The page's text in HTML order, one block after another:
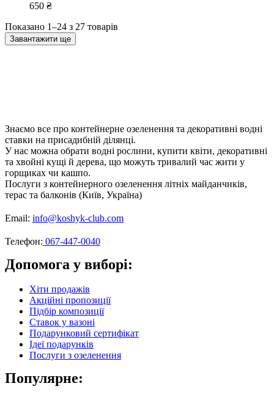
650 ₴
Показано 1–24 з 27 товарів
Завантажити ще
Знаємо все про контейнерне озеленення та декоративні водні
ставки на присадибній ділянці.
У нас можна обрати водні рослини, купити квіти, декоративні
та хвойні кущі й дерева, що можуть тривалий час жити у
горщиках чи кашпо.
Послуги з контейнерного озеленення літніх майданчиків,
терас та балконів (Київ, Україна)
Email: info@koshyk-club.com
Телефон: 067-447-0040
Допомога у виборі:
Хіти продажів
Акційні пропозиції
Підбір композиції
Ставок у вазоні
Подарунковий сертифікат
Ідеї подарунків
Послуги з озеленення
Популярне: